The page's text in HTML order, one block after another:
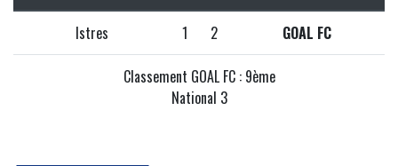
Istres 1 2 GOAL FC
Classement GOAL FC : 9ème
National 3